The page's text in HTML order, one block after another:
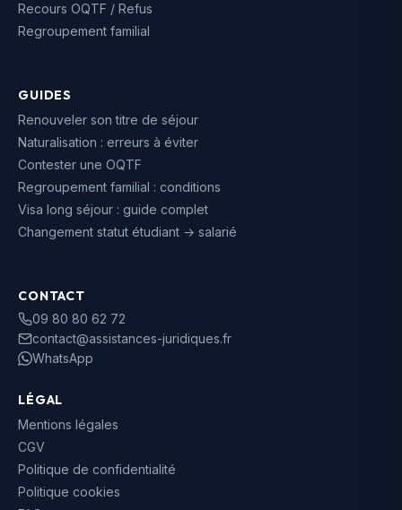
Recours OQTF / Refus
Regroupement familial
GUIDES
Renouveler son titre de séjour
Naturalisation : erreurs à éviter
Contester une OQTF
Regroupement familial : conditions
Visa long séjour : guide complet
Changement statut étudiant → salarié
CONTACT
09 80 80 62 72
contact@assistances-juridiques.fr
WhatsApp
LÉGAL
Mentions légales
CGV
Politique de confidentialité
Politique cookies